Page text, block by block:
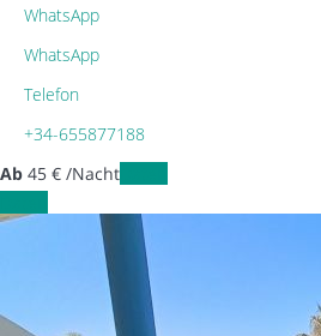
WhatsApp
WhatsApp
Telefon
+34-655877188
Ab 45 € /Nacht